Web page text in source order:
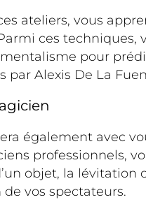
ateliers, vous
ces
pour
par Alexis De La
également avec
professionnels,
objet, la
de vos spectateurs.